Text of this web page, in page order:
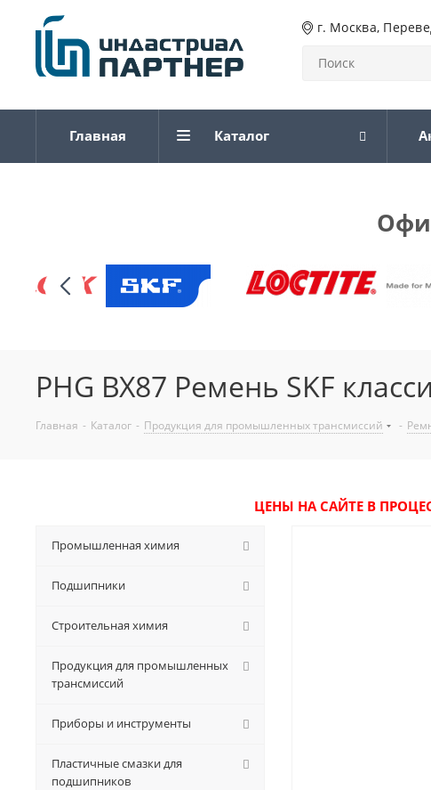
г. Москва,
Главная Каталог
PHG BX87 Ремень SKF
Главная - Каталог - Продукция для промышленных трансмиссий -
ЦЕНЫ НА САЙТЕ В
Промышленная химия
Подшипники
Строительная химия
Продукция для промышленных
трансмиссий
Приборы и инструменты
Пластичные смазки для
подшипников